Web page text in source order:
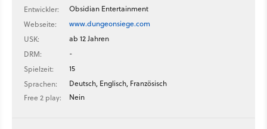
Entwickler:
Obsidian Entertainment
Webseite:
www.dungeonsiege.com
USK:
ab 12 Jahren
DRM:
-
Spielzeit:
15
Sprachen:
Deutsch, Englisch, Französisch
Free 2 play:
Nein